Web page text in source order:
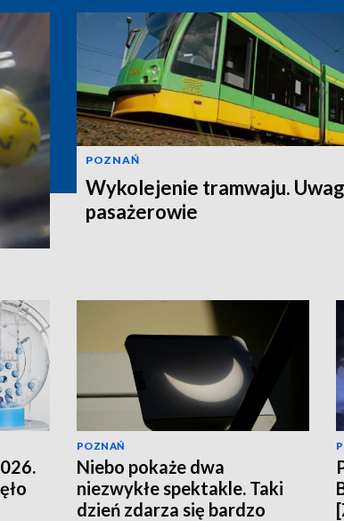
POZNAŃ
Wykolejenie tramwaju.
pasażerowie
POZNAŃ
Niebo pokaże dwa
niezwykłe spektakle. Taki
dzień zdarza się bardzo